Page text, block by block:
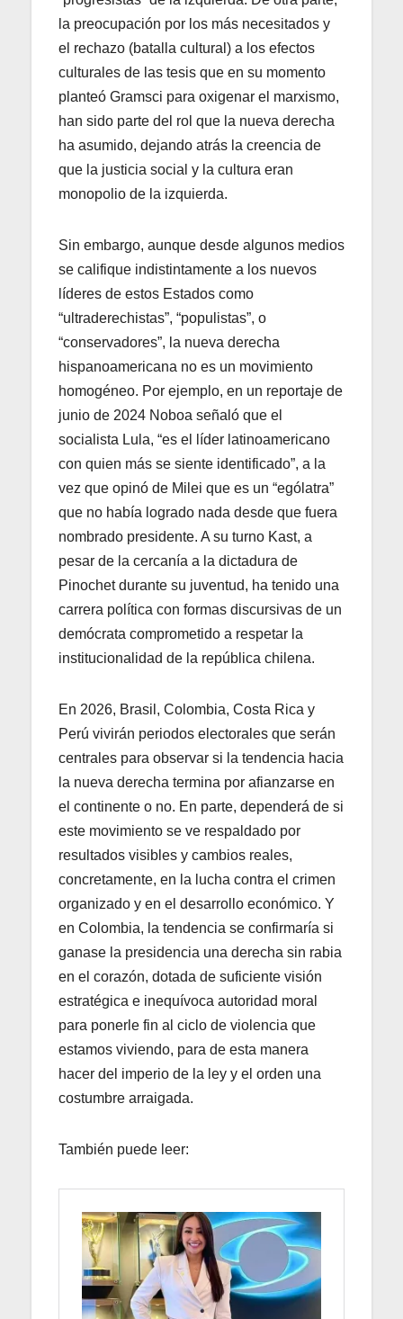
la preocupación por los más necesitados y
el rechazo (batalla cultural) a los efectos
culturales de las tesis que en su momento
planteó Gramsci para oxigenar el marxismo,
han sido parte del rol que la nueva derecha
ha asumido, dejando atrás la creencia de
que la justicia social y la cultura eran
monopolio de la izquierda.
Sin embargo, aunque desde algunos medios
se califique indistintamente a los nuevos
líderes de estos Estados como
“ultraderechistas”, “populistas”, o
“conservadores”, la nueva derecha
hispanoamericana no es un movimiento
homogéneo. Por ejemplo, en un reportaje de
junio de 2024 Noboa señaló que el
socialista Lula, “es el líder latinoamericano
con quien más se siente identificado”, a la
vez que opinó de Milei que es un “ególatra”
que no había logrado nada desde que fuera
nombrado presidente. A su turno Kast, a
pesar de la cercanía a la dictadura de
Pinochet durante su juventud, ha tenido una
carrera política con formas discursivas de un
demócrata comprometido a respetar la
institucionalidad de la república chilena.
En 2026, Brasil, Colombia, Costa Rica y
Perú vivirán periodos electorales que serán
centrales para observar si la tendencia hacia
la nueva derecha termina por afianzarse en
el continente o no. En parte, dependerá de si
este movimiento se ve respaldado por
resultados visibles y cambios reales,
concretamente, en la lucha contra el crimen
organizado y en el desarrollo económico. Y
en Colombia, la tendencia se confirmaría si
ganase la presidencia una derecha sin rabia
en el corazón, dotada de suficiente visión
estratégica e inequívoca autoridad moral
para ponerle fin al ciclo de violencia que
estamos viviendo, para de esta manera
hacer del imperio de la ley y el orden una
costumbre arraigada.
También puede leer: